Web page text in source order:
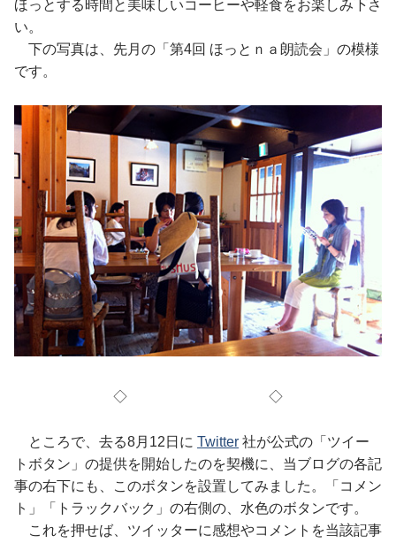
ほっとする時間と美味しいコーヒーや軽食をお楽しみ下さ
い。
下の写真は、先月の「第4回 ほっとｎａ朗読会」の模様
です。
◇ ◇
ところで、去る8月12日に Twitter 社が公式の「ツイー
トボタン」の提供を開始したのを契機に、当ブログの各記
事の右下にも、このボタンを設置してみました。「コメン
ト」「トラックバック」の右側の、水色のボタンです。
これを押せば、ツイッターに感想やコメントを当該記事